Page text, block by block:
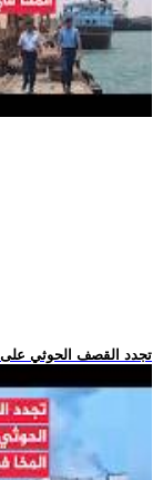
.. تجدد القصف الحوثي على